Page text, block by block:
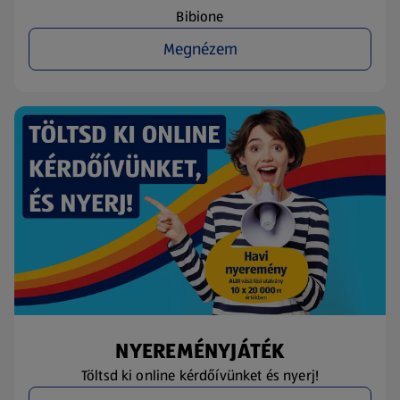
Bibione
Megnézem
NYEREMÉNYJÁTÉK
Töltsd ki online kérdőívünket és nyerj!